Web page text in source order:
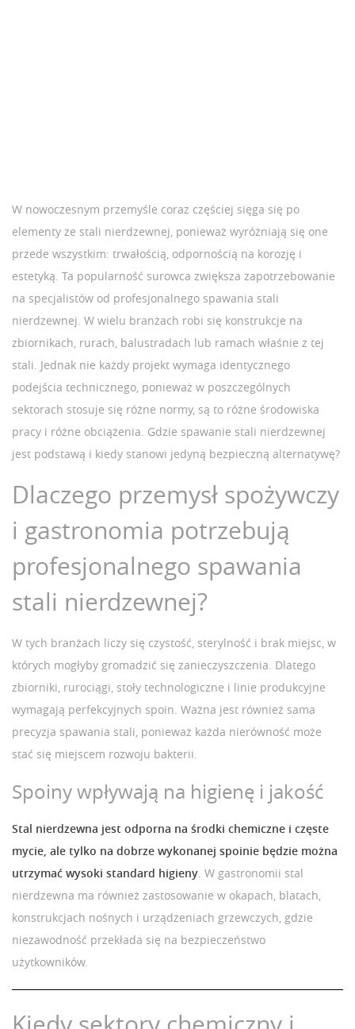
W nowoczesnym przemyśle coraz częściej sięga się po
elementy ze stali nierdzewnej, ponieważ wyróżniają się one
przede wszystkim: trwałością, odpornością na korozję i
estetyką. Ta popularność surowca zwiększa zapotrzebowanie
na specjalistów od profesjonalnego spawania stali
nierdzewnej. W wielu branżach robi się konstrukcje na
zbiornikach, rurach, balustradach lub ramach właśnie z tej
stali. Jednak nie każdy projekt wymaga identycznego
podejścia technicznego, ponieważ w poszczególnych
sektorach stosuje się różne normy, są to różne środowiska
pracy i różne obciążenia. Gdzie spawanie stali nierdzewnej
jest podstawą i kiedy stanowi jedyną bezpieczną alternatywę?
Dlaczego przemysł spożywczy
i gastronomia potrzebują
profesjonalnego spawania
stali nierdzewnej?
W tych branżach liczy się czystość, sterylność i brak miejsc, w
których mogłyby gromadzić się zanieczyszczenia. Dlatego
zbiorniki, rurociągi, stoły technologiczne i linie produkcyjne
wymagają perfekcyjnych spoin. Ważna jest również sama
precyzja spawania stali, ponieważ każda nierówność może
stać się miejscem rozwoju bakterii.
Spoiny wpływają na higienę i jakość
Stal nierdzewna jest odporna na środki chemiczne i częste
mycie, ale tylko na dobrze wykonanej spoinie będzie można
utrzymać wysoki standard higieny . W gastronomii stal
nierdzewna ma również zastosowanie w okapach, blatach,
konstrukcjach nośnych i urządzeniach grzewczych, gdzie
niezawodność przekłada się na bezpieczeństwo
użytkowników.